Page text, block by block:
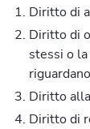
Diritto di
Diritto di
stessi o
Diritto
Diritto di